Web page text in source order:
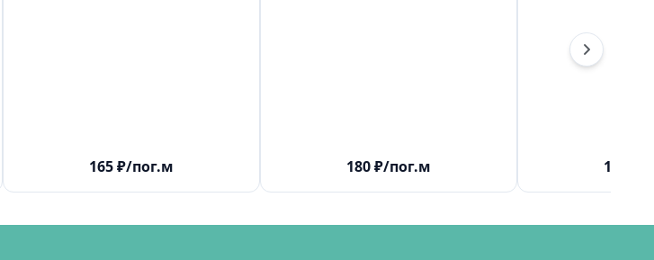
165₽/пог.м 180₽/пог.м 125